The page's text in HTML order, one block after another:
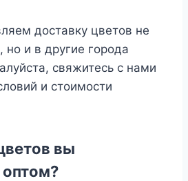
доставку цветов не
и в другие города
свяжитесь с нами
и стоимости
вы
оптом?